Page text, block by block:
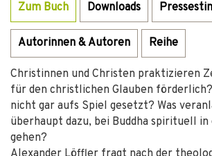
Zum Buch Downloads
Autorinnen & Autoren Reihe
Christinnen und Christen praktizieren
für den christlichen Glauben
nicht gar aufs Spiel gesetzt? Was
überhaupt dazu, bei Buddha spirituell in
gehen?